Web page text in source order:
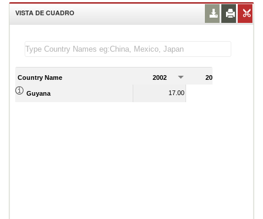
VISTA DE CUADRO
Country Name 2002 2003
Guyana 17.00